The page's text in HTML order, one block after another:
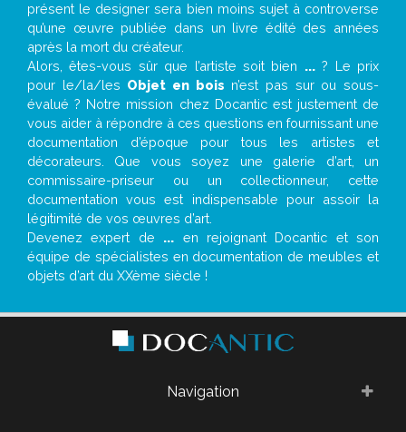
présent le designer sera bien moins sujet à controverse
qu’une œuvre publiée dans un livre édité des années
après la mort du créateur.
Alors, êtes-vous sûr que l’artiste soit bien ...? Le prix
pour le/la/les Objet en bois n’est pas sur ou sous-
évalué ? Notre mission chez Docantic est justement de
vous aider à répondre à ces questions en fournissant une
documentation d’époque pour tous les artistes et
décorateurs. Que vous soyez une galerie d’art, un
commissaire-priseur ou un collectionneur, cette
documentation vous est indispensable pour assoir la
légitimité de vos œuvres d’art.
Devenez expert de ... en rejoignant Docantic et son
équipe de spécialistes en documentation de meubles et
objets d’art du XXème siècle !
Navigation